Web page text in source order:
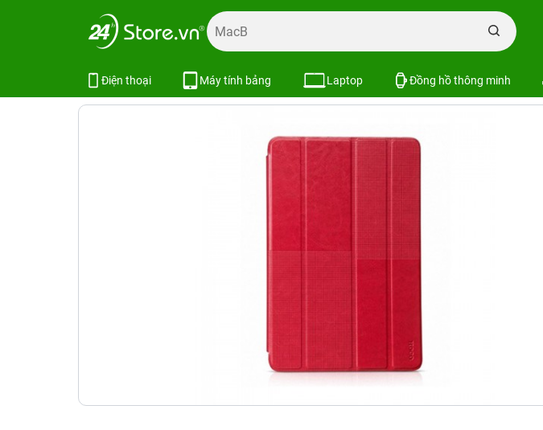
Điện thoại Máy tính bảng Laptop Đồng hồ thông minh
Trang chủ Ốp lưng Bao da iPad Air 2 HOCO Crystal Series Fashion